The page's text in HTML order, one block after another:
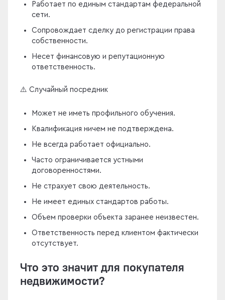
Работает по единым стандартам федеральной
сети.
Сопровождает сделку до регистрации права
собственности.
Несет финансовую и репутационную
ответственность.
⚠️ Случайный посредник
Может не иметь профильного обучения.
Квалификация ничем не подтверждена.
Не всегда работает официально.
Часто ограничивается устными
договоренностями.
Не страхует свою деятельность.
Не имеет единых стандартов работы.
Объем проверки объекта заранее неизвестен.
Ответственность перед клиентом фактически
отсутствует.
Что это значит для покупателя
недвижимости?